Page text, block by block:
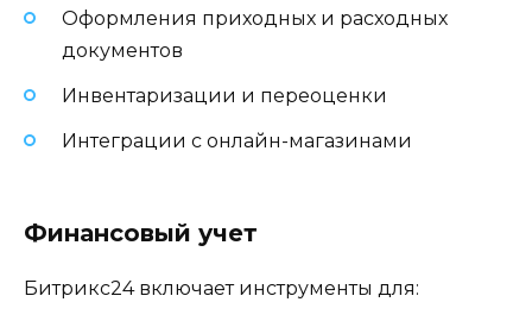
Оформления приходных и расходных
документов
Инвентаризации и переоценки
Интеграции с онлайн-магазинами
Финансовый учет
Битрикс24 включает инструменты для: